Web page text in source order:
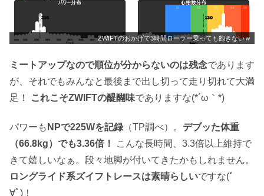
ZWIFTのおかげで3時間ローラー乗っても飽きないｗ
ミートアップなので順位が分からないのは残念であります
が、それでもみんなと最後まで出し切って走り切れて大満
足！
これこそZWIFTの醍醐味でありますな(*´ω｀*)
パワーも NPで225Wを記録 （TP調べ）。 デブッた体重
（66.8kg）でも3.36倍！
こんな長時間、3.3倍以上維持で
きて嬉しいなぁ。段々地脚が付いてきたかもしれません。
ロングライド系ズイフトレースは素晴らしいですな(ﾟ
∀ﾟ)！